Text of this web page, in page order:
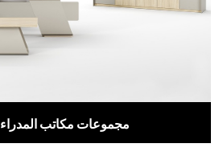
MORA مجموعات مكاتب المدراء